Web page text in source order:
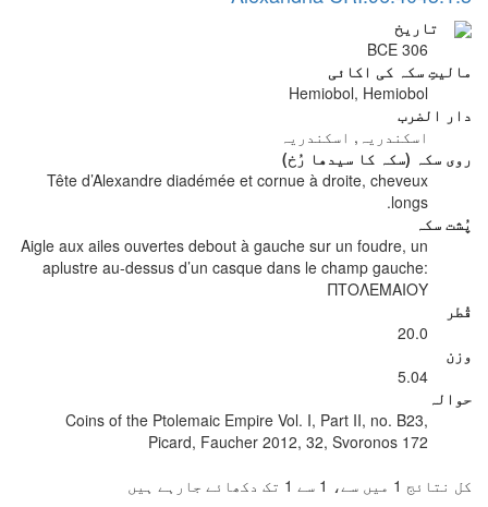
تاریخ
306 BCE
مالیتِ سکہ کی اکائی
Hemiobol, Hemiobol
دار الضرب
اسکندریہ, اسکندریہ
روی سکہ (سکہ کا سیدھا رُخ)
Tête d’Alexandre diadémée et cornue à droite, cheveux
longs.
پُشت سکہ
Aigle aux ailes ouvertes debout à gauche sur un foudre, un
aplustre au-dessus d’un casque dans le champ gauche:
ΠΤΟΛΕΜΑΙΟΥ
قُطر
20.0
وزن
5.04
حوالہ
Coins of the Ptolemaic Empire Vol. I, Part II, no. B23,
Picard, Faucher 2012, 32, Svoronos 172
کل نتائج 1 میں سے، 1 سے 1 تک دکھائے جارہے ہیں